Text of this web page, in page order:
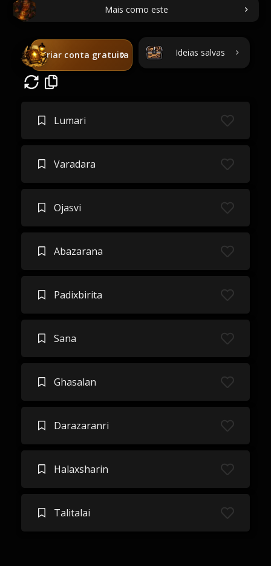
Mais como este
Criar conta gratuita Ideias salvas
Lumari
Varadara
Ojasvi
Abazarana
Padixbirita
Sana
Ghasalan
Darazaranri
Halaxsharin
Talitalai